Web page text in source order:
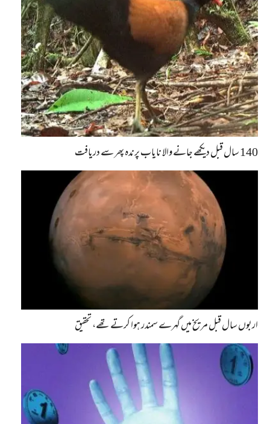
140 سال قبل دیکھے جانے والا نایاب پرندہ پھر سے دریافت
اربوں سال قبل مریخ میں گہرے سمندر ہوا کرتے تھے، تحقیق